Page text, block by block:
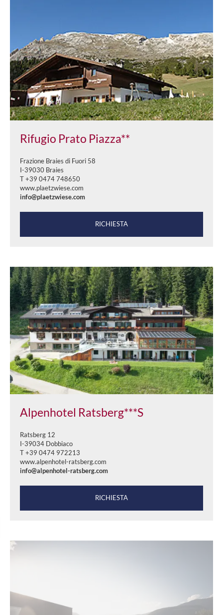
Rifugio Prato Piazza**
Frazione Braies di Fuori 58
I-39030 Braies
T +39 0474 748650
www.plaetzwiese.com
info@plaetzwiese.com
RICHIESTA
Alpenhotel Ratsberg***S
Ratsberg 12
I-39034 Dobbiaco
T +39 0474 972213
www.alpenhotel-ratsberg.com
info@alpenhotel-ratsberg.com
RICHIESTA